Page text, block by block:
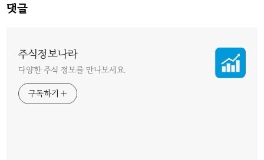
댓글
주식정보나라
다양한 주식 정보를 만나보세요.
구독하기